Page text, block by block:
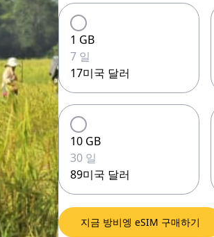
1 GB
7 일
17미국 달러
10 GB
30 일
89미국 달러
지금 방비엥 eSIM 구매하기